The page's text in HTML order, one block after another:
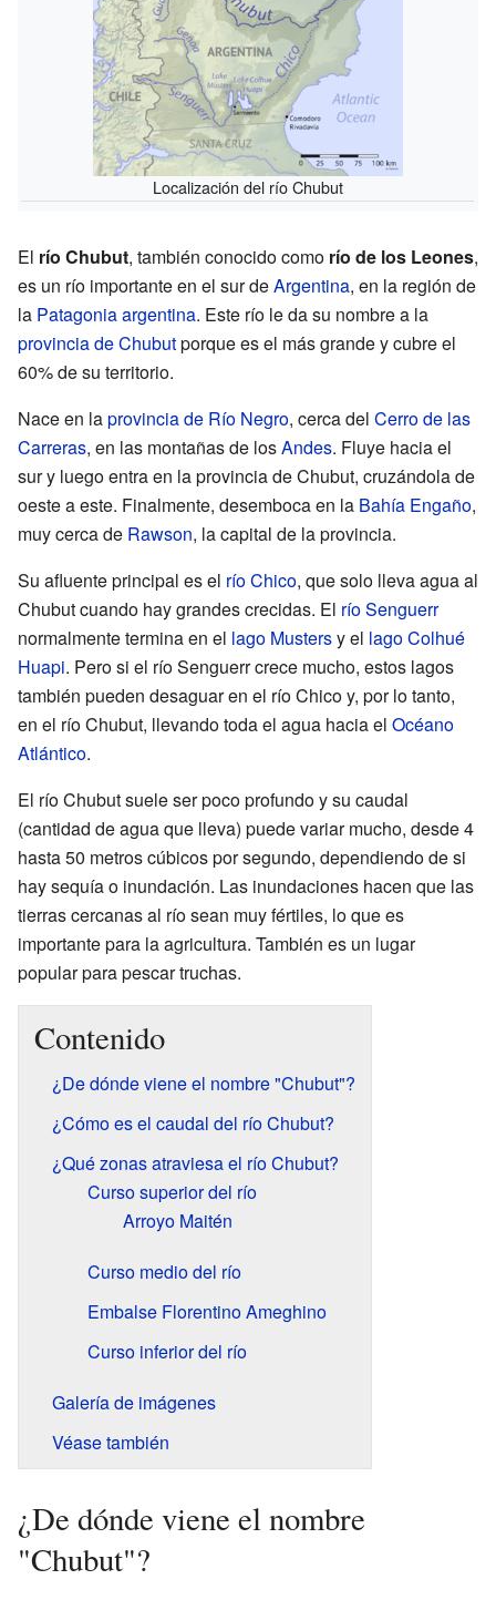
Localización del río Chubut
El río Chubut, también conocido como río de los Leones,
es un río importante en el sur deArgentina, en la región de
la Patagonia argentina. Este río le da su nombre a la
provincia de Chubutporque es el más grande y cubre el
60% de su territorio.
Nace en laprovincia de Río Negro, cerca del Cerro de las
Carreras, en las montañas de losAndes. Fluye hacia el
sur y luego entra en la provincia de Chubut, cruzándola de
oeste a este. Finalmente, desemboca en la Bahía Engaño,
muy cerca de Rawson, la capital de la provincia.
Su afluente principal es el río Chico, que solo lleva agua al
Chubut cuando hay grandes crecidas. El río Senguerr
normalmente termina en el lago Mustersy el lago Colhué
Huapi. Pero si el río Senguerr crece mucho, estos lagos
también pueden desaguar en el río Chico y, por lo tanto,
en el río Chubut, llevando toda el agua hacia el Océano
Atlántico.
El río Chubut suele ser poco profundo y su caudal
(cantidad de agua que lleva) puede variar mucho, desde 4
hasta 50 metros cúbicos por segundo, dependiendo de si
hay sequía o inundación. Las inundaciones hacen que las
tierras cercanas al río sean muy fértiles, lo que es
importante para la agricultura. También es un lugar
popular para pescar truchas.
Contenido
¿De dónde viene el nombre "Chubut"?
¿Cómo es el caudal del río Chubut?
¿Qué zonas atraviesa el río Chubut?
Curso superior del río
Arroyo Maitén
Curso medio del río
Embalse Florentino Ameghino
Curso inferior del río
Galería de imágenes
Véase también
¿De dónde viene el nombre
"Chubut"?